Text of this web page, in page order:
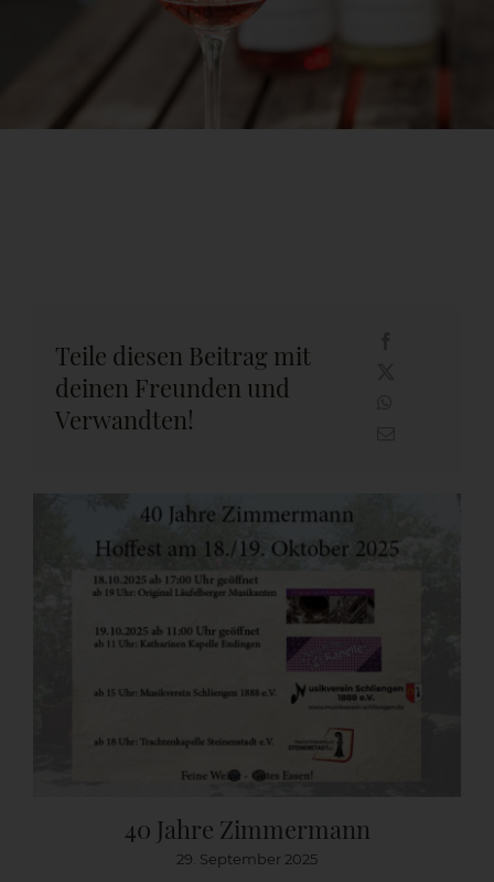
Teile diesen Beitrag mit
deinen Freunden und
Verwandten!
40 Jahre Zimmermann
29. September 2025